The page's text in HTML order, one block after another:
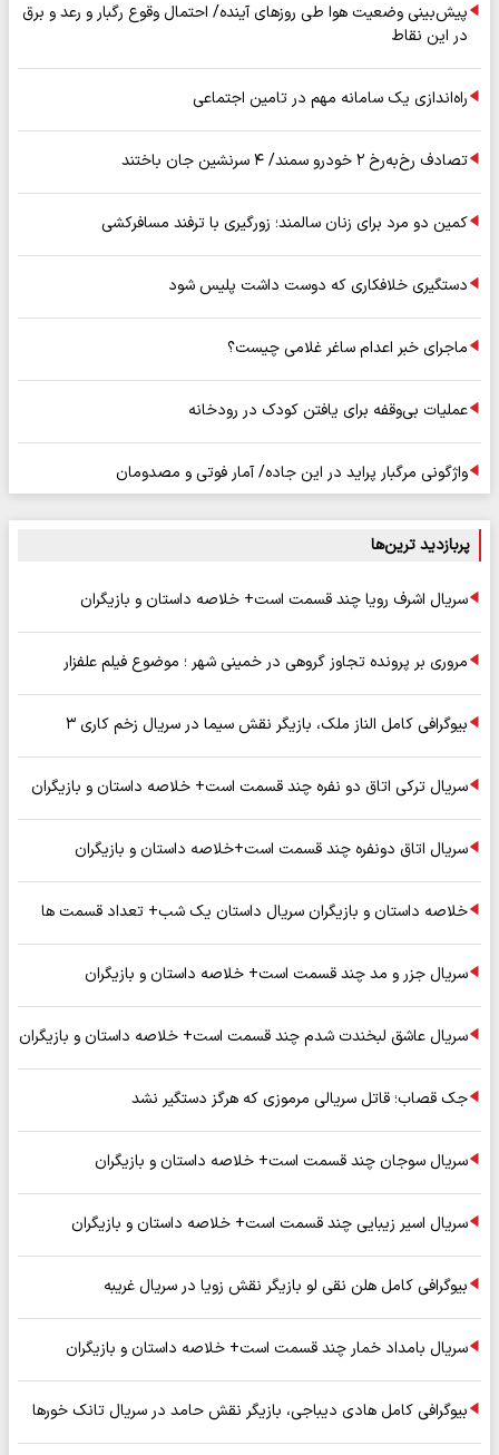
پیش‌بینی وضعیت هوا طی روزهای آینده/ احتمال وقوع رگبار و رعد و برق
در این نقاط
راه‌اندازی یک سامانه مهم در تامین اجتماعی
تصادف رخ‌به‌رخ ۲ خودرو سمند/ ۴ سرنشین جان باختند
کمین دو مرد برای زنان سالمند؛ زورگیری با ترفند مسافرکشی
دستگیری خلافکاری که دوست داشت پلیس شود
ماجرای خبر اعدام ساغر غلامی چیست؟
عملیات بی‌وقفه برای یافتن کودک در رودخانه
واژگونی مرگبار پراید در این جاده/ آمار فوتی و مصدومان
پربازدید ترین‌ها
سریال اشرف رویا چند قسمت است+ خلاصه داستان و بازیگران
مروری بر پرونده تجاوز گروهی در خمینی شهر ؛ موضوع فیلم علفزار
بیوگرافی کامل الناز ملک، بازیگر نقش سیما در سریال زخم کاری ۳
سریال ترکی اتاق دو نفره چند قسمت است+ خلاصه داستان و بازیگران
سریال اتاق دونفره چند قسمت است+خلاصه داستان و بازیگران
خلاصه داستان و بازیگران سریال داستان یک شب+ تعداد قسمت ها
سریال جزر و مد چند قسمت است+ خلاصه داستان و بازیگران
سریال عاشق لبخندت شدم چند قسمت است+ خلاصه داستان و بازیگران
جک قصاب؛ قاتل سریالی مرموزی که هرگز دستگیر نشد
سریال سوجان چند قسمت است+ خلاصه داستان و بازیگران
سریال اسیر زیبایی چند قسمت است+ خلاصه داستان و بازیگران
بیوگرافی کامل هلن نقی لو بازیگر نقش زویا در سریال غریبه
سریال بامداد خمار چند قسمت است+ خلاصه داستان و بازیگران
بیوگرافی کامل هادی دیباجی، بازیگر نقش حامد در سریال تانک خورها